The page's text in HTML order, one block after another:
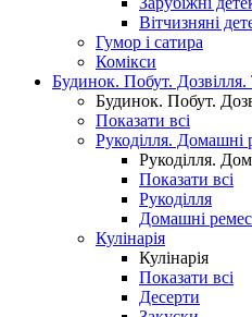
Вітчизняні
Гумор і сатира
Комікси
Будинок. Побут.
Будинок. Побут.
Показати всі
Рукоділля. Домашні
Рукоділля.
Показати всі
Рукоділля
Домашні
Кулінарія
Кулінарія
Показати всі
Десерти